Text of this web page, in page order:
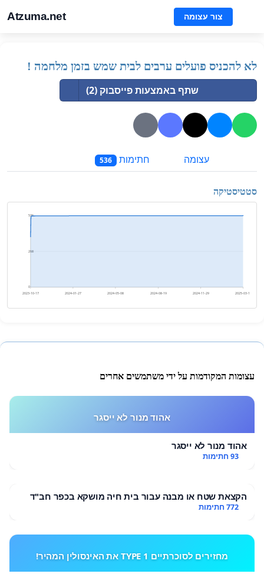
Atzuma.net צור עצומה
לא להכניס פועלים ערבים לבית שמש בזמן מלחמה !
שתף באמצעות פייסבוק (2)
עצומה חתימות 536
סטטיסטיקה
0
268
536
2023-10-17 2024-01-27 2024-05-08 2024-08-19 2024-11-29 2025-03-11
עצומות המקודמות על ידי משתמשים אחרים
אהוד מנור לא ייסגר
אהוד מנור לא ייסגר
93 חתימות
הקצאת שטח או מבנה עבור בית חיה מושקא בכפר חב"ד
772 חתימות
מחזירים לסוכרתיים TYPE 1 את האינסולין המהיר!